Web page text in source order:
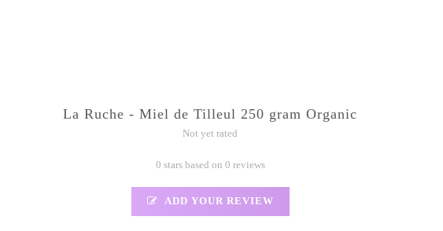
La Ruche - Miel de Tilleul 250 gram Organic
Not yet rated
0 stars based on 0 reviews
ADD YOUR REVIEW